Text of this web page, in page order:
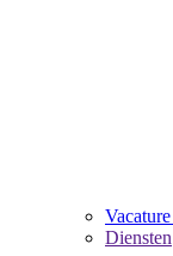
Diensten